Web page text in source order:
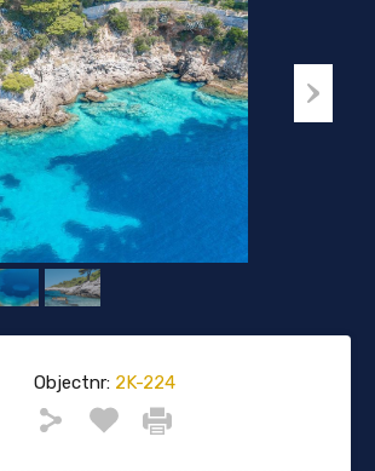
Objectnr:2K-224